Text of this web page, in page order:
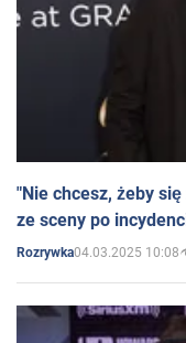
"Nie chcesz, żeby
ze sceny po
Rozrywka04.03.2025 10:08